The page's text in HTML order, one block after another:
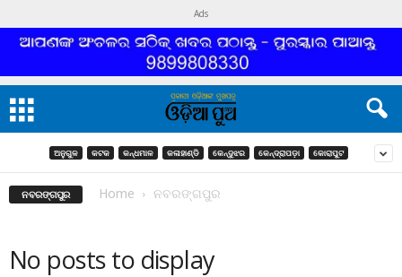
Ads
ଅନୁଗୁଳ କଟକ କନ୍ଧମାଳ କଳାହାଣ୍ଡି କେନ୍ଦୁଝର କେନ୍ଦ୍ରାପଡ଼ା କୋରାପୁଟ
ନବରଙ୍ଗପୁର Home ନବରଙ୍ଗପୁର
No posts to display